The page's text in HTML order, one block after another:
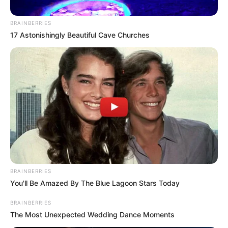
Foto tomada de la cuenta en twitter
@Arkea_Samsic
Por: Agencia Efe
BRAINBERRIES
17 Astonishingly Beautiful Cave Churches
BRAINBERRIES
You'll Be Amazed By The Blue Lagoon Stars Today
BRAINBERRIES
The Most Unexpected Wedding Dance Moments